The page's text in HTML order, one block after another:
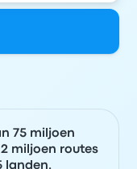
75 miljoen
miljoen routes
landen.